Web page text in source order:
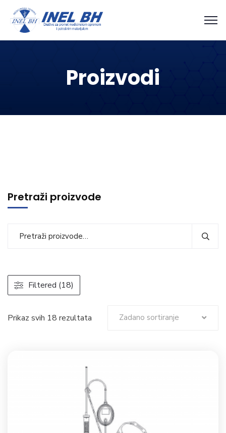
Proizvodi
Prikaz svih 18 rezultata Zadano sortiranje
Pretraži proizvode
Filtered (18)